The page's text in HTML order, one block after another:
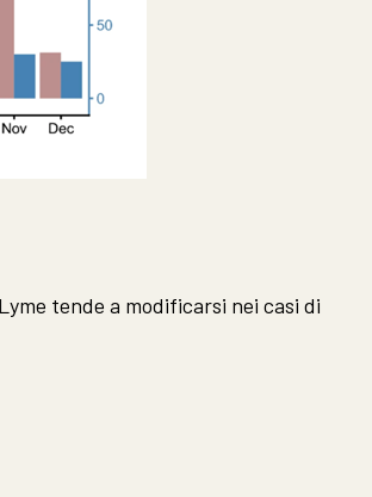
tende a modificarsi nei casi di